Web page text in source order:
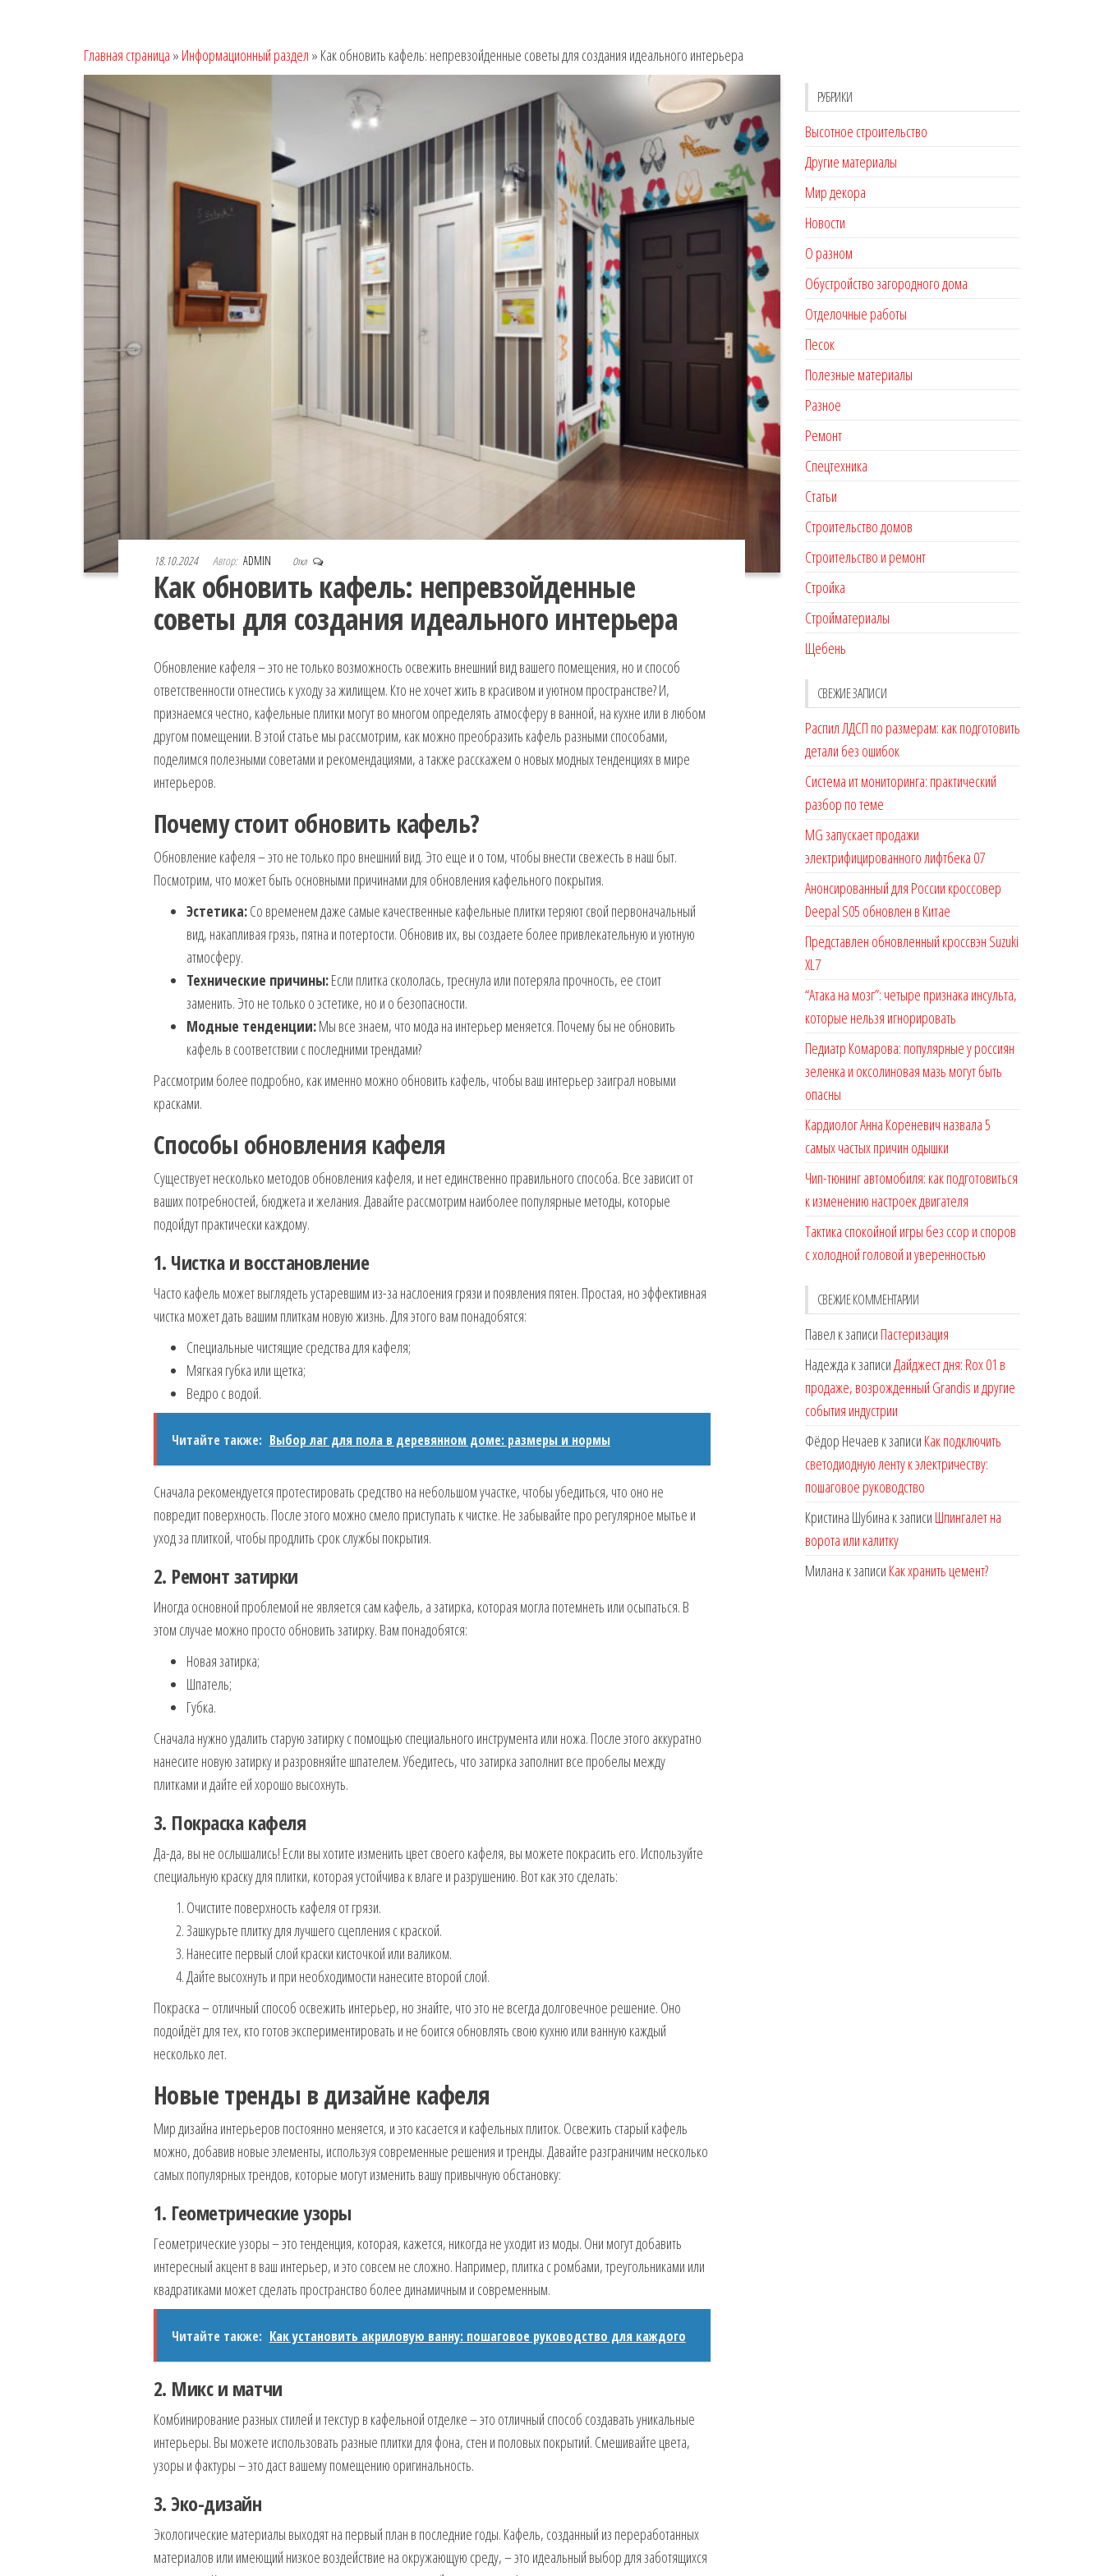
Главная страница » Информационный раздел » Как обновить кафель: непревзойденные советы для создания идеального интерьера
18.10.2024 Автор: ADMIN Откл
Как обновить кафель: непревзойденные
советы для создания идеального интерьера
Обновление кафеля – это не только возможность освежить внешний вид вашего помещения, но и способ
ответственности отнестись к уходу за жилищем. Кто не хочет жить в красивом и уютном пространстве? И,
признаемся честно, кафельные плитки могут во многом определять атмосферу в ванной, на кухне или в любом
другом помещении. В этой статье мы рассмотрим, как можно преобразить кафель разными способами,
поделимся полезными советами и рекомендациями, а также расскажем о новых модных тенденциях в мире
интерьеров.
Почему стоит обновить кафель?
Обновление кафеля – это не только про внешний вид. Это еще и о том, чтобы внести свежесть в наш быт.
Посмотрим, что может быть основными причинами для обновления кафельного покрытия.
Эстетика:Со временем даже самые качественные кафельные плитки теряют свой первоначальный
вид, накапливая грязь, пятна и потертости. Обновив их, вы создаете более привлекательную и уютную
атмосферу.
Технические причины:Если плитка скололась, треснула или потеряла прочность, ее стоит
заменить. Это не только о эстетике, но и о безопасности.
Модные тенденции:Мы все знаем, что мода на интерьер меняется. Почему бы не обновить
кафель в соответствии с последними трендами?
Рассмотрим более подробно, как именно можно обновить кафель, чтобы ваш интерьер заиграл новыми
красками.
Способы обновления кафеля
Существует несколько методов обновления кафеля, и нет единственно правильного способа. Все зависит от
ваших потребностей, бюджета и желания. Давайте рассмотрим наиболее популярные методы, которые
подойдут практически каждому.
1. Чистка и восстановление
Часто кафель может выглядеть устаревшим из-за наслоения грязи и появления пятен. Простая, но эффективная
чистка может дать вашим плиткам новую жизнь. Для этого вам понадобятся:
Специальные чистящие средства для кафеля;
Мягкая губка или щетка;
Ведро с водой.
Читайте также: Выбор лаг для пола в деревянном доме: размеры и нормы
Сначала рекомендуется протестировать средство на небольшом участке, чтобы убедиться, что оно не
повредит поверхность. После этого можно смело приступать к чистке. Не забывайте про регулярное мытье и
уход за плиткой, чтобы продлить срок службы покрытия.
2. Ремонт затирки
Иногда основной проблемой не является сам кафель, а затирка, которая могла потемнеть или осыпаться. В
этом случае можно просто обновить затирку. Вам понадобятся:
Новая затирка;
Шпатель;
Губка.
Сначала нужно удалить старую затирку с помощью специального инструмента или ножа. После этого аккуратно
нанесите новую затирку и разровняйте шпателем. Убедитесь, что затирка заполнит все пробелы между
плитками и дайте ей хорошо высохнуть.
3. Покраска кафеля
Да-да, вы не ослышались! Если вы хотите изменить цвет своего кафеля, вы можете покрасить его. Используйте
специальную краску для плитки, которая устойчива к влаге и разрушению. Вот как это сделать:
Очистите поверхность кафеля от грязи.
Зашкурьте плитку для лучшего сцепления с краской.
Нанесите первый слой краски кисточкой или валиком.
Дайте высохнуть и при необходимости нанесите второй слой.
Покраска – отличный способ освежить интерьер, но знайте, что это не всегда долговечное решение. Оно
подойдёт для тех, кто готов экспериментировать и не боится обновлять свою кухню или ванную каждый
несколько лет.
Новые тренды в дизайне кафеля
Мир дизайна интерьеров постоянно меняется, и это касается и кафельных плиток. Освежить старый кафель
можно, добавив новые элементы, используя современные решения и тренды. Давайте разграничим несколько
самых популярных трендов, которые могут изменить вашу привычную обстановку:
1. Геометрические узоры
Геометрические узоры – это тенденция, которая, кажется, никогда не уходит из моды. Они могут добавить
интересный акцент в ваш интерьер, и это совсем не сложно. Например, плитка с ромбами, треугольниками или
квадратиками может сделать пространство более динамичным и современным.
Читайте также: Как установить акриловую ванну: пошаговое руководство для каждого
2. Микс и матчи
Комбинирование разных стилей и текстур в кафельной отделке – это отличный способ создавать уникальные
интерьеры. Вы можете использовать разные плитки для фона, стен и половых покрытий. Смешивайте цвета,
узоры и фактуры – это даст вашему помещению оригинальность.
3. Эко-дизайн
Экологические материалы выходят на первый план в последние годы. Кафель, созданный из переработанных
материалов или имеющий низкое воздействие на окружающую среду, – это идеальный выбор для заботящихся
РУБРИКИ
Высотное строительство
Другие материалы
Мир декора
Новости
О разном
Обустройство загородного дома
Отделочные работы
Песок
Полезные материалы
Разное
Ремонт
Спецтехника
Статьи
Строительство домов
Строительство и ремонт
Стройка
Стройматериалы
Щебень
СВЕЖИЕ ЗАПИСИ
Распил ЛДСП по размерам: как подготовить
детали без ошибок
Система ит мониторинга: практический
разбор по теме
MG запускает продажи
электрифицированного лифтбека 07
Анонсированный для России кроссовер
Deepal S05 обновлен в Китае
Представлен обновленный кроссвэн Suzuki
XL7
“Атака на мозг”: четыре признака инсульта,
которые нельзя игнорировать
Педиатр Комарова: популярные у россиян
зеленка и оксолиновая мазь могут быть
опасны
Кардиолог Анна Кореневич назвала 5
самых частых причин одышки
Чип-тюнинг автомобиля: как подготовиться
к изменению настроек двигателя
Тактика спокойной игры без ссор и споров
с холодной головой и уверенностью
СВЕЖИЕ КОММЕНТАРИИ
Павел к записи Пастеризация
Надежда к записиДайджест дня: Rox 01 в
продаже, возрожденный Grandis и другие
события индустрии
Фёдор Нечаев к записи Как подключить
светодиодную ленту к электричеству:
пошаговое руководство
Кристина Шубина к записи Шпингалет на
ворота или калитку
Милана к записи Как хранить цемент?